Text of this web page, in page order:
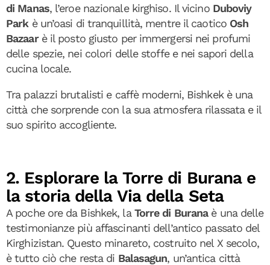
di Manas, l’eroe nazionale kirghiso. Il vicino Duboviy
Park è un’oasi di tranquillità, mentre il caotico Osh
Bazaarè il posto giusto per immergersi nei profumi
delle spezie, nei colori delle stoffe e nei sapori della
cucina locale.
Tra palazzi brutalisti e caffè moderni, Bishkek è una
città che sorprende con la sua atmosfera rilassata e il
suo spirito accogliente.
2. Esplorare la Torre di Burana e
la storia della Via della Seta
A poche ore da Bishkek, la Torre di Buranaè una delle
testimonianze più affascinanti dell’antico passato del
Kirghizistan. Questo minareto, costruito nel X secolo,
è tutto ciò che resta di Balasagun, un’antica città